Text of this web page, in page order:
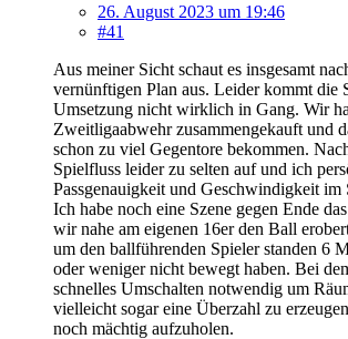
26. August 2023 um 19:46
#41
Aus meiner Sicht schaut es insgesamt
vernünftigen Plan aus. Leider kommt die
Umsetzung nicht wirklich in Gang. Wir
Zweitligaabwehr zusammengekauft und
schon zu viel Gegentore bekommen.
Spielfluss leider zu selten auf und ich
Passgenauigkeit und Geschwindigkeit im
Ich habe noch eine Szene gegen Ende
wir nahe am eigenen 16er den Ball
um den ballführenden Spieler standen 6
oder weniger nicht bewegt haben. Bei
schnelles Umschalten notwendig um
vielleicht sogar eine Überzahl zu
noch mächtig aufzuholen.